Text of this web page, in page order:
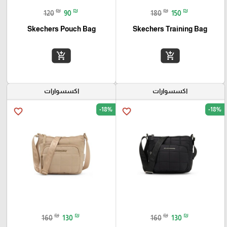
180 ₪ 150 ₪
Skechers Training Bag
add_shopping_cart
120 ₪ 90 ₪
Skechers Pouch Bag
add_shopping_cart
اكسسوارات
favorite_border -18%
160 ₪ 130 ₪
اكسسوارات
favorite_border -18%
160 ₪ 130 ₪